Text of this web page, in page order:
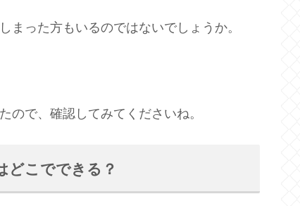
まった方もいるのではないでしょうか。
ので、確認してみてくださいね。
どこでできる？